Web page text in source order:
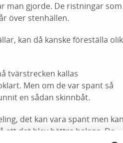
man gjorde. De ristningar som
över stenhällen.
kan då kanske föreställa
tvärstrecken kallas
Men om de var spant så
en sådan skinnbåt.
det kan vara spant men kan
att det blev bättre balans. De